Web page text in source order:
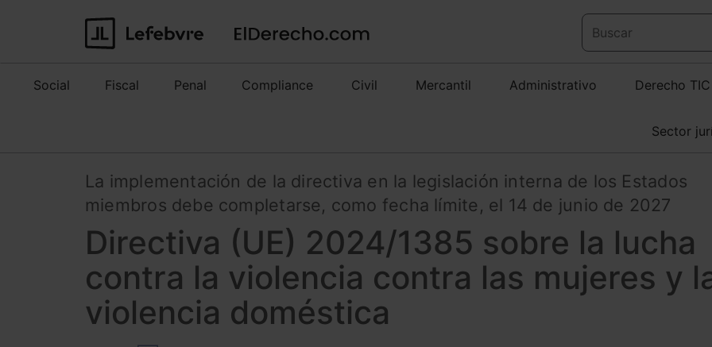
Social Fiscal Penal Compliance Civil Mercantil Administrativo Derecho TIC
Sector
La implementación de la directiva en la legislación interna de los Estados
miembros debe completarse, como fecha límite, el 14 de junio de 2027
Directiva (UE) 2024/1385 sobre la lucha
contra la violencia contra las mujeres y
violencia doméstica